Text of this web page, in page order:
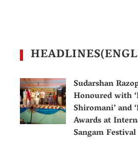
Sudarshan
Honoured with
Shiromani’ and
Awards at
Sangam